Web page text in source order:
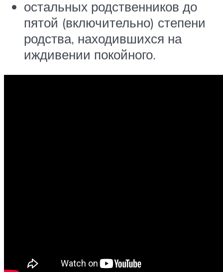
остальных родственников до
пятой (включительно) степени
родства, находившихся на
иждивении покойного.